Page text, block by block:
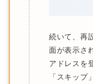
続いて、再
面が表示さ
アドレスを
「スキッ